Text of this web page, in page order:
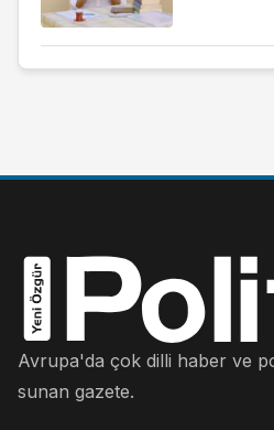
Avrupa'da çok dilli haber ve
sunan gazete.